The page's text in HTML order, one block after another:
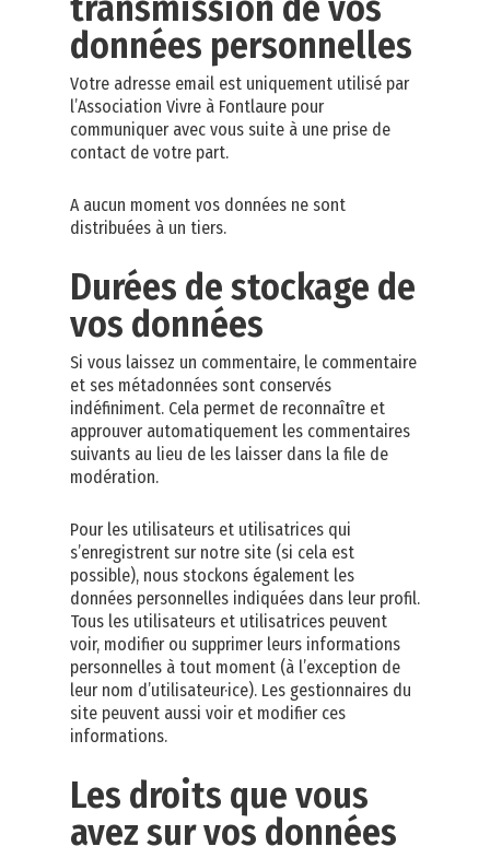
données personnelles
Votre adresse email est uniquement utilisé par
l’Association Vivre à Fontlaure pour
communiquer avec vous suite à une prise de
contact de votre part.
A aucun moment vos données ne sont
distribuées à un tiers.
Durées de stockage de
vos données
Si vous laissez un commentaire, le commentaire
et ses métadonnées sont conservés
indéfiniment. Cela permet de reconnaître et
approuver automatiquement les commentaires
suivants au lieu de les laisser dans la file de
modération.
Pour les utilisateurs et utilisatrices qui
s’enregistrent sur notre site (si cela est
possible), nous stockons également les
données personnelles indiquées dans leur profil.
Tous les utilisateurs et utilisatrices peuvent
voir, modifier ou supprimer leurs informations
personnelles à tout moment (à l’exception de
leur nom d’utilisateur·ice). Les gestionnaires du
site peuvent aussi voir et modifier ces
informations.
Les droits que vous
avez sur vos données